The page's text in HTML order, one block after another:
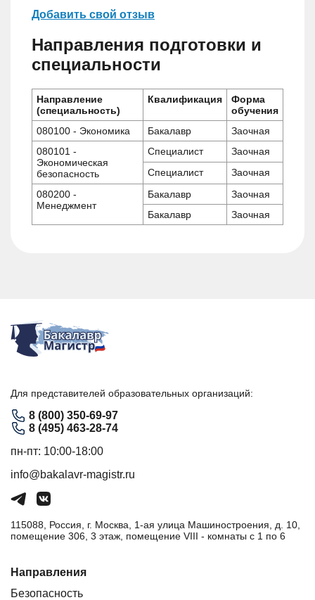
Добавить свой отзыв
Направления подготовки и
специальности
Направление
(специальность)
Квалификация
Форма
обучения
080100 - Экономика
Бакалавр
Заочная
080101 -
Экономическая
безопасность
Специалист
Заочная
Специалист
Заочная
080200 -
Менеджмент
Бакалавр
Заочная
Бакалавр
Заочная
Для представителей образовательных организаций:
8 (800) 350-69-97
8 (495) 463-28-74
пн-пт: 10:00-18:00
info@bakalavr-magistr.ru
115088, Россия, г. Москва, 1-ая улица Машиностроения, д. 10,
помещение 306, 3 этаж, помещение VIII - комнаты с 1 по 6
Направления
Безопасность